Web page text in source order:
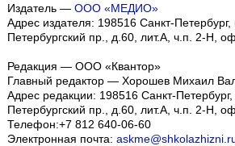
Издатель — ООО «МЕДИО»
Адрес издателя: 198516 Санкт-Петербург,
Петербургский пр., д.60, лит.А, ч.п. 2-Н,
Редакция — ООО «Квантор»
Главный редактор — Хорошев Михаил
Адрес редакции: 198516 Санкт-
Петербургский пр., д.60, лит.А, ч.п. 2-Н,
Телефон:+7 812 640-06-60
Электронная почта: